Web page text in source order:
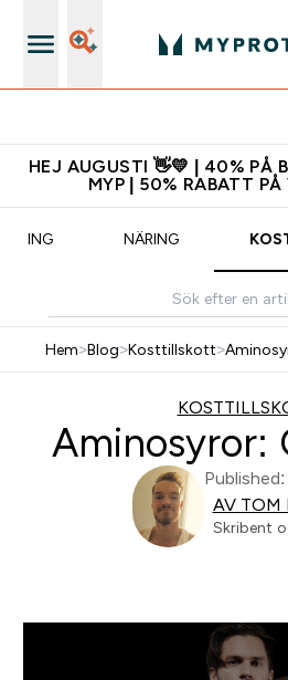
HEJ AUGUSTI 👋💛 | 40% PÅ
MYP | 50% RABATT PÅ
NÄRING
Hem>Blog>Kosttillskott>
Aminosyror:
AV TOM
Skribent